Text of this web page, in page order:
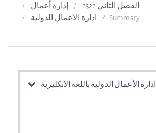
إدارة أعمال
الفصل الثاني 2322
ادارة الأعمال الدولية
Summary
ادارة الأعمال الدولية باللغة الانكليزية